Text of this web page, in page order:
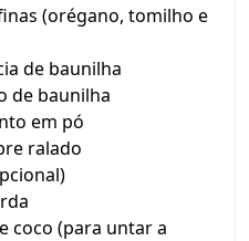
(orégano, tomilho e
de baunilha
de baunilha
em pó
ralado
coco (para untar a